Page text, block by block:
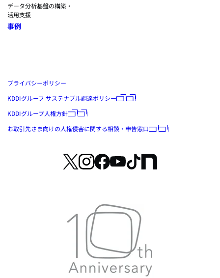
プライバシーポリシー
KDDIグループ サステナブル調達ポリシー
KDDIグループ人権方針
お取引先さま向けの人権侵害に関する相談・申告窓口
データ分析基盤の構築・
活用支援
事例